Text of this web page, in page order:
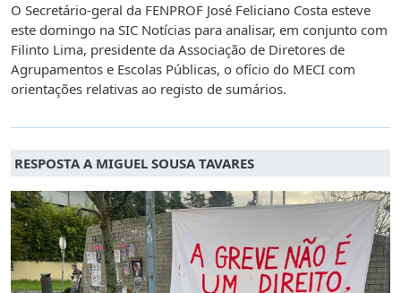
O Secretário-geral da FENPROF José Feliciano Costa esteve
este domingo na SIC Notícias para analisar, em conjunto com
Filinto Lima, presidente da Associação de Diretores de
Agrupamentos e Escolas Públicas, o ofício do MECI com
orientações relativas ao registo de sumários.
RESPOSTA A MIGUEL SOUSA TAVARES